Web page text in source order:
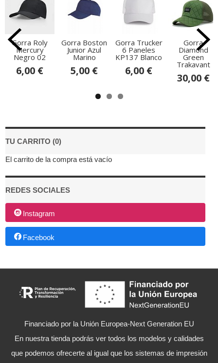
TU CARRITO (0)
El carrito de la compra está vacío
REDES SOCIALES
Instagram
Facebook
Gorra Roly
Mercury
Negro 02
6,00 €
Gorra Boston
Junior Azul
Marino
5,00 €
Gorra Trucker
6 Paneles
KP137 Blanco
6,00 €
Gorra
Diamond
Green
Trakavant
30,00 €
Financiado por la Unión Europea-Next Generation EU
En nuestra tienda podrás ver todos los modelos y calidades
que podemos ofrecerte al igual que los sistemas de impresión